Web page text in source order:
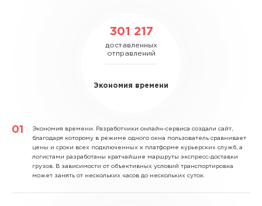
301 217
доставленных
отправлений
Экономия времени
Экономия времени. Разработчики онлайн-сервиса создали сайт,
благодаря которому в режиме одного окна пользователь сравнивает
цены и сроки всех подключенных к платформе курьерских служб, а
логистами разработаны кратчайшие маршруты экспресс-доставки
грузов. В зависимости от объективных условий транспортировка
может занять от нескольких часов до нескольких суток.